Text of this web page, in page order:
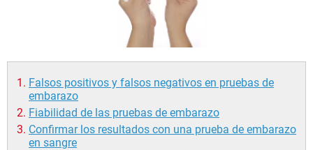
Falsos positivos y falsos negativos en pruebas de
embarazo
Fiabilidad de las pruebas de embarazo
Confirmar los resultados con una prueba de embarazo
en sangre